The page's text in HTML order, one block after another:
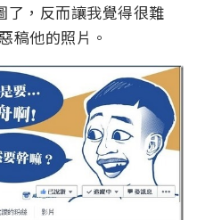
了，反而讓我覺得很難
稿他的照片。